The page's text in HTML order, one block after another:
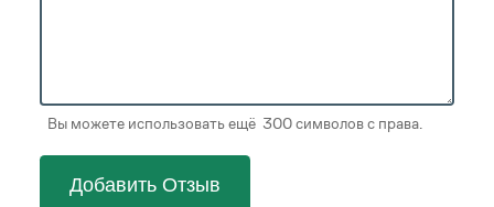
Вы можете использовать ещё 300 символов с права.
Добавить Отзыв